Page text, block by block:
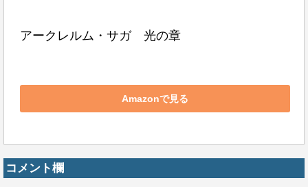
アークレルム・サガ　光の章
Amazonで見る
コメント欄